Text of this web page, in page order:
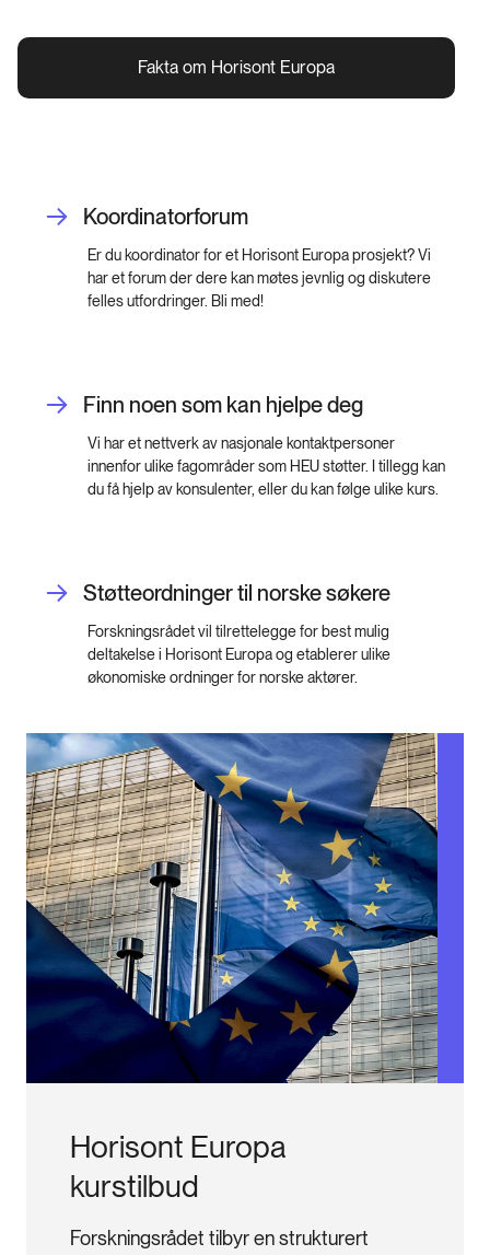
Fakta om Horisont Europa
Koordinatorforum
Er du koordinator for et Horisont Europa prosjekt? Vi
har et forum der dere kan møtes jevnlig og diskutere
felles utfordringer. Bli med!
Finn noen som kan hjelpe deg
Vi har et nettverk av nasjonale kontaktpersoner
innenfor ulike fagområder som HEU støtter. I tillegg kan
du få hjelp av konsulenter, eller du kan følge ulike kurs.
Støtteordninger til norske søkere
Forskningsrådet vil tilrettelegge for best mulig
deltakelse i Horisont Europa og etablerer ulike
økonomiske ordninger for norske aktører.
Horisont Europa
kurstilbud
Forskningsrådet tilbyr en strukturert